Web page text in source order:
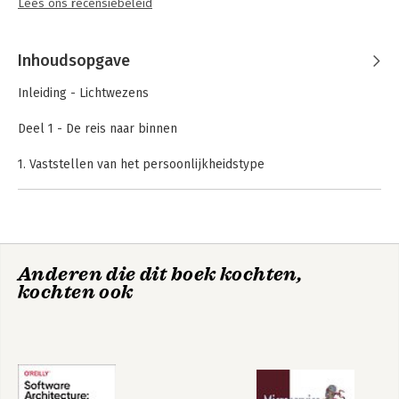
Lees ons recensiebeleid
Inhoudsopgave
Inleiding - Lichtwezens
Deel 1 - De reis naar binnen
1. Vaststellen van het persoonlijkheidstype
Deel 2 - De negen persoonlijkheidstypen
10. De Individualist
11. De Onderzoeker
Anderen die dit boek kochten,
kochten ook